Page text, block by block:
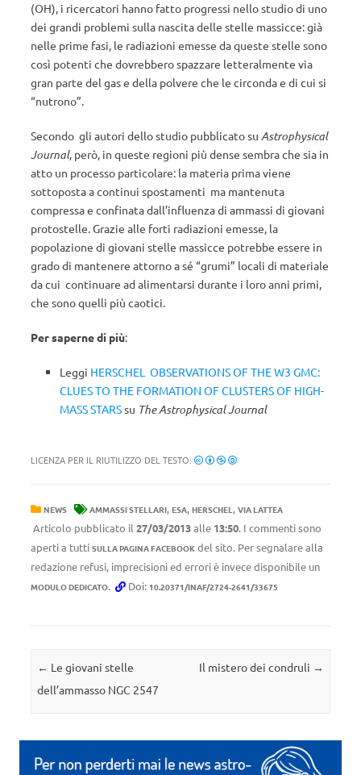
(OH), i ricercatori hanno fatto progressi nello studio di uno
dei grandi problemi sulla nascita delle stelle massicce: già
nelle prime fasi, le radiazioni emesse da queste stelle sono
così potenti che dovrebbero spazzare letteralmente via
gran parte del gas e della polvere che le circonda e di cui si
“nutrono”.
Secondo gli autori dello studio pubblicato su Astrophysical
Journal, però, in queste regioni più dense sembra che sia in
atto un processo particolare: la materia prima viene
sottoposta a continui spostamenti ma mantenuta
compressa e confinata dall’influenza di ammassi di giovani
protostelle. Grazie alle forti radiazioni emesse, la
popolazione di giovani stelle massicce potrebbe essere in
grado di mantenere attorno a sé “grumi” locali di materiale
da cui continuare ad alimentarsi durante i loro anni primi,
che sono quelli più caotici.
Per saperne di più:
Leggi HERSCHEL OBSERVATIONS OF THE W3 GMC:
CLUES TO THE FORMATION OF CLUSTERS OF HIGH-
MASS STARSsu The Astrophysical Journal
LICENZA PER IL RIUTILIZZO DEL TESTO:
NEWS AMMASSI STELLARI, ESA, HERSCHEL, VIA LATTEA
Articolo pubblicato il 27/03/2013alle 13:50. I commenti sono
aperti a tutti SULLA PAGINA FACEBOOK del sito. Per segnalare alla
redazione refusi, imprecisioni ed errori è invece disponibile un
MODULO DEDICATO. Doi: 10.20371/INAF/2724-2641/33675
Navigazione articolo
← Le giovani stelle
dell’ammasso NGC 2547
Il mistero dei condruli →